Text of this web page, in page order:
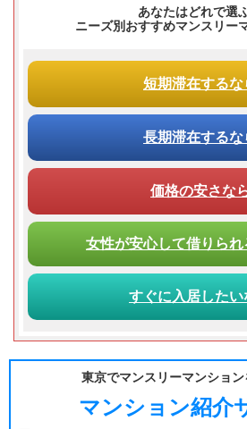
あなたはどれで選
ニーズ別おすすめマンスリー
短期滞在するな
長期滞在するな
価格の安さな
女性が安心して借りられ
すぐに入居したい
東京でマンスリーマンション
マンション紹介